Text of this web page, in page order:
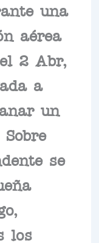
una
aérea
2 Abr,
a
un
Sobre
se
los